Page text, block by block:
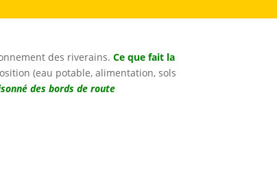
des riverains.Ce que fait la
(eau potable, alimentation, sols
des bords de route